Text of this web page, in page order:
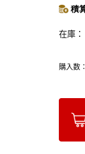
積
在庫
購入数